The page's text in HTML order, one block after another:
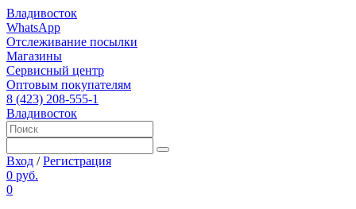
Владивосток
WhatsApp
Отслеживание посылки
Магазины
Сервисный центр
Оптовым покупателям
8 (423) 208-555-1
Владивосток
Вход /Регистрация
0 руб.
0